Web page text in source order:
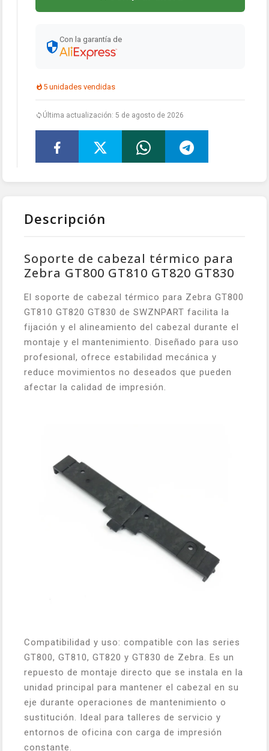
Con la garantía de
5 unidades vendidas
Última actualización: 5 de agosto de 2026
Descripción
Soporte de cabezal térmico para
Zebra GT800 GT810 GT820 GT830
El soporte de cabezal térmico para Zebra GT800
GT810 GT820 GT830 de SWZNPART facilita la
fijación y el alineamiento del cabezal durante el
montaje y el mantenimiento. Diseñado para uso
profesional, ofrece estabilidad mecánica y
reduce movimientos no deseados que pueden
afectar la calidad de impresión.
Compatibilidad y uso: compatible con las series
GT800, GT810, GT820 y GT830 de Zebra. Es un
repuesto de montaje directo que se instala en la
unidad principal para mantener el cabezal en su
eje durante operaciones de mantenimiento o
sustitución. Ideal para talleres de servicio y
entornos de oficina con carga de impresión
constante.